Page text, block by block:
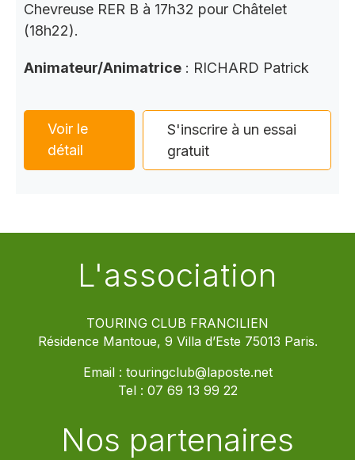
Chevreuse RER B à 17h32 pour Châtelet
(18h22).
Animateur/Animatrice : RICHARD Patrick
Voir le
détail
S'inscrire à un essai
gratuit
L'association
TOURING CLUB FRANCILIEN
Résidence Mantoue, 9 Villa d’Este 75013 Paris.
Email : touringclub@laposte.net
Tel : 07 69 13 99 22
Nos partenaires